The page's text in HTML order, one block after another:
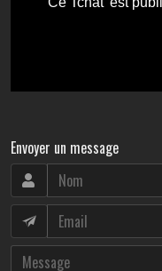
Envoyer un message